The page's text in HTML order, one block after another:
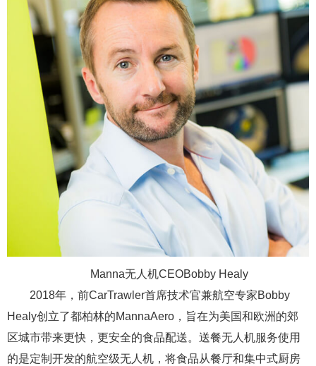
Manna无人机CEOBobby Healy
2018年，前CarTrawler首席技术官兼航空专家Bobby
Healy创立了都柏林的MannaAero，旨在为美国和欧洲的郊
区城市带来更快，更安全的食品配送。送餐无人机服务使用
的是定制开发的航空级无人机，将食品从餐厅和集中式厨房